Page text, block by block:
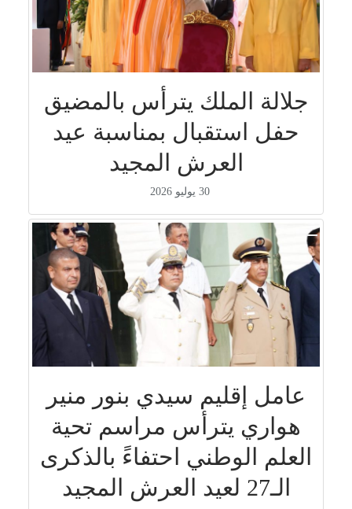
جلالة الملك يترأس بالمضيق
حفل استقبال بمناسبة عيد
العرش المجيد
30 يوليو 2026
عامل إقليم سيدي بنور منير
هواري يترأس مراسم تحية
العلم الوطني احتفاءً بالذكرى
الـ27 لعيد العرش المجيد